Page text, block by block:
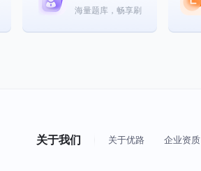
海量题库，畅享刷
关于我们 关于优路 企业资质